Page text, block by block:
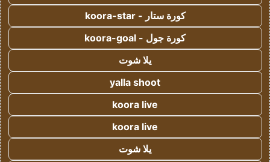
كورة ستار - koora-star
كورة جول - koora-goal
يلا شوت
yalla shoot
koora live
koora live
يلا شوت